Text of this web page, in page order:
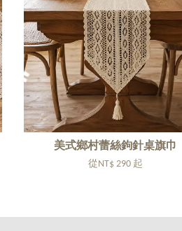
美式鄉村蕾絲鉤針桌旗巾
從 NT$ 290 起